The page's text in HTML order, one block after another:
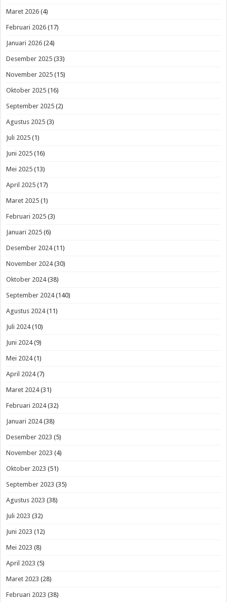
Maret 2026 (4)
Februari 2026 (17)
Januari 2026 (24)
Desember 2025 (33)
November 2025 (15)
Oktober 2025 (16)
September 2025 (2)
Agustus 2025 (3)
Juli 2025 (1)
Juni 2025 (16)
Mei 2025 (13)
April 2025 (17)
Maret 2025 (1)
Februari 2025 (3)
Januari 2025 (6)
Desember 2024(11)
November 2024(30)
Oktober 2024(38)
September 2024(140)
Agustus 2024(11)
Juli 2024(10)
Juni 2024(9)
Mei 2024(1)
April 2024(7)
Maret 2024(31)
Februari 2024(32)
Januari 2024(38)
Desember 2023 (5)
November 2023 (4)
Oktober 2023 (51)
September 2023 (35)
Agustus 2023 (38)
Juli 2023 (32)
Juni 2023 (12)
Mei 2023 (8)
April 2023 (5)
Maret 2023 (28)
Februari 2023 (38)